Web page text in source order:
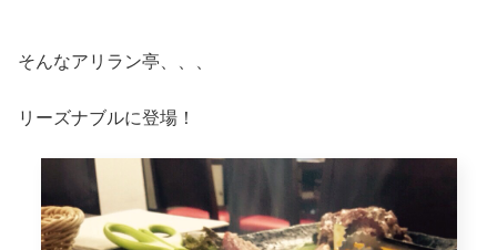
そんなアリラン亭、、、
リーズナブルに登場！